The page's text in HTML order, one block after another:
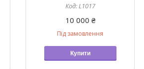
L1017
10 000 ₴
Під замовлення
Купити